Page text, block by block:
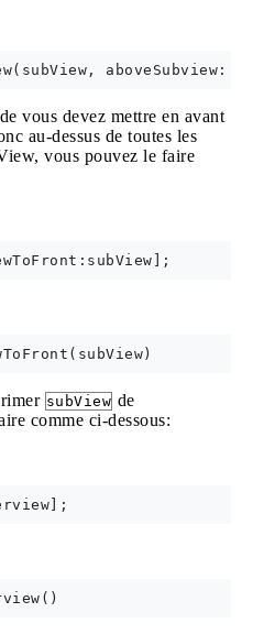
vous devez mettre en avant
au-dessus de toutes les
vous pouvez le faire
subView de
comme ci-dessous: